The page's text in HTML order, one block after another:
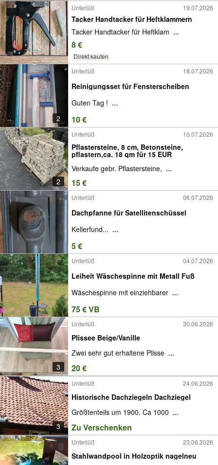
Unterlüß 19.07.2026
Tacker Handtacker für Heftklammern
Tacker Handtacker für Heftklam ...
8 €
Direkt kaufen
2
Unterlüß 18.07.2026
Reinigungsset für Fensterscheiben
Guten Tag ! ...
10 €
2
Unterlüß 10.07.2026
Pflastersteine, 8 cm, Betonsteine,
pflastern,ca. 18 qm für 15 EUR
Verkaufe gebr. Pflastersteine, ...
15 €
Unterlüß 06.07.2026
Dachpfanne für Satellitenschüssel
Kellerfund... ...
5 €
Unterlüß 04.07.2026
Leiheit Wäschespinne mit Metall Fuß
Wäschespinne mit einziehbarer ...
75 € VB
3
Unterlüß 30.06.2026
Plissee Beige/Vanille
Zwei sehr gut erhaltene Plisse ...
20 €
3
Unterlüß 24.06.2026
Historische Dachziegeln Dachziegel
Größtenteils um 1900. Ca 1000 ...
Zu Verschenken
Unterlüß 23.06.2026
Stahlwandpool in Holzoptik nagelneu